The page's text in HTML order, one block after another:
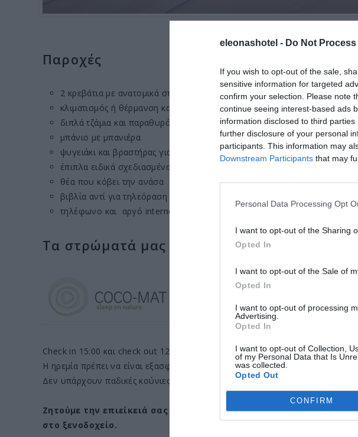
eleonashotel - Do Not
If you wish to opt-out of the sale,
sensitive information for targeted
confirm your selection. Please note
continue seeing interest-based ads
information disclosed to third
further disclosure of your personal
participants. This information may
Downstream Participants that may
Personal Data Processing Opt
I want to opt-out of the Sharing
Opted In
I want to opt-out of the Sale of
Opted In
I want to opt-out of processing
Advertising.
Opted In
I want to opt-out of Collection,
of my Personal Data that Is
was collected.
Opted Out
CONFIRM
Παροχές
2 κρεβάτια με ανατομικά στρώματα ενωμένα χωρίς κενό της εταιρίας
κλιματισμός ή θέρμανση και ανεμιστήρας οροφής
διπλά τζάμια και παραθυρόφυλλα
μπάνιο με μπανιέρα
ψυγειάκι και βραστήρας για καφέ-τσάι
έπιπλα ειδικά σχεδιασμένα για τον ελαιώνα και διακριτικά διακοσμημένα
θέα που κόβει την ανάσα
βιβλία αντί για τηλεόραση
τηλέφωνο και αργό internet
Τα στρώματά μας
Check in 15:00 και check out 12:00.
Η ηρεμία πρέπει να είναι εξασφαλισμένη 15:00 - 18:00 το απόγευμα και 22:30
Δεν υπάρχουν παδικές κούνιες.
Ζητούμε την επιείκειά σας για το γεγονός ότι δεν μπορούμε να
στο ξενοδοχείο.